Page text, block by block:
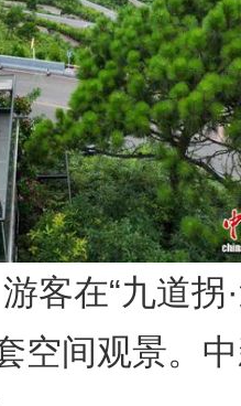
在“九道拐
空间观景。